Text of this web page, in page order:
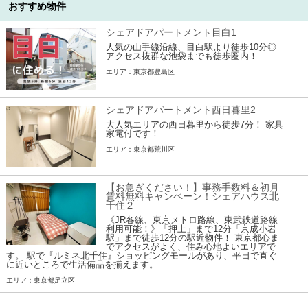
おすすめ物件
シェアドアパートメント目白1
人気の山手線沿線、目白駅より徒歩10分◎
アクセス抜群な池袋までも徒歩圏内！
エリア：東京都豊島区
シェアドアパートメント西日暮里2
大人気エリアの西日暮里から徒歩7分！ 家具
家電付です！
エリア：東京都荒川区
【お急ぎください！】事務手数料＆初月
賃料無料キャンペーン！シェアハウス北
千住２
《JR各線、東京メトロ路線、東武鉄道路線
利用可能！》「押上」まで12分「京成小岩
駅」まで徒歩12分の駅近物件！ 東京都心ま
でアクセスがよく、住み心地よいエリアで
す。 駅で『ルミネ北千住』ショッピングモールがあり、平日で直ぐ
に近いところで生活備品を揃えます。
エリア：東京都足立区